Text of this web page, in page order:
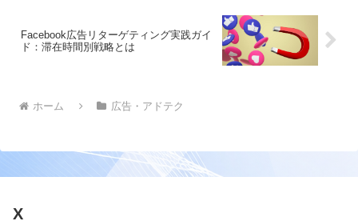
Facebook広告リターゲティング実践ガイ
ド：滞在時間別戦略とは
ホーム 広告・アドテク
X